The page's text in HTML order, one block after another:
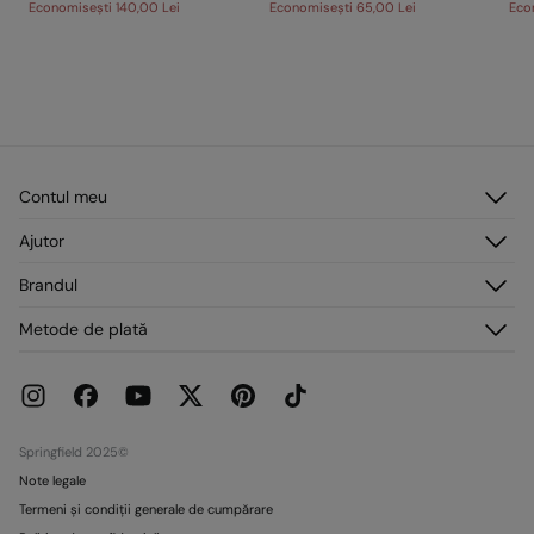
Economisești 140,00 Lei Economisești 65,00 Lei
Contul meu
Înregistrare
Adresele mele
Ajutor
Livrare
Promoții curente
Brandul
Magazine
Metode de plată
Springfield 2025©
Note legale
Termeni și condiții generale de cumpărare